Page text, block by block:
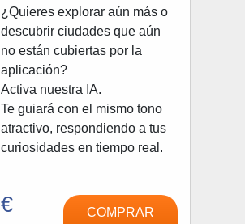
¿Quieres explorar aún más o
descubrir ciudades que aún
no están cubiertas por la
aplicación?
Activa nuestra IA.
Te guiará con el mismo tono
atractivo, respondiendo a tus
curiosidades en tiempo real.
€
COMPRAR